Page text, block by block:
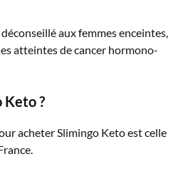
aux femmes enceintes,
atteintes de cancer hormono-
Keto ?
acheter Slimingo Keto est celle